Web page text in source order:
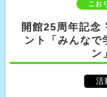
こお
開館25周年記念
ント「みんなで
ン
活